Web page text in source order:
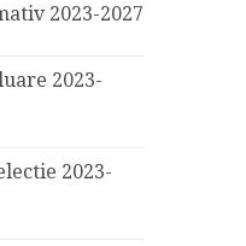
2023-2027
2023-
2023-